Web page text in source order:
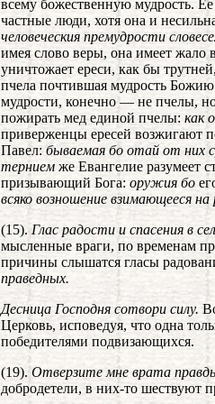
всему божественную мудрость.
частные люди, хотя она и
человеческия премудрости
имея слово веры, она имеет
уничтожает ереси, как бы
пчела почтившая мудрость
мудрости, конечно — не пчелы,
пожирать мед единой пчелы: как
приверженцы ересей возжигают
Павел: бываемая бо отай от них
тернием же Евангелие разумеет
призывающий Бога: оружия бо
всяко возношение взимающееся
(15).Глас радости и спасения в
мысленные враги, по временам
причины слышатся гласы
праведных.
Десница Господня сотвори силу.
Церковь, исповедуя, что одна
победителями подвизающихся.
(19).Отверзите мне врата
добродетели, в них-то шествуют